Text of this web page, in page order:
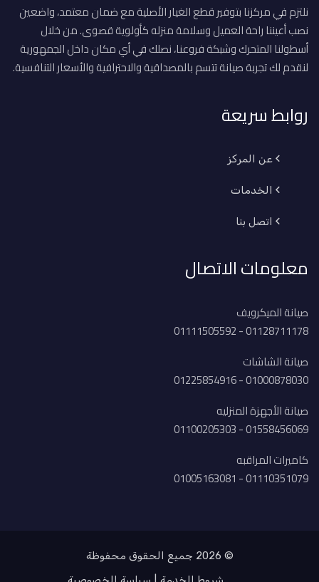
نلتزم في مركزنا بتوفير قطع الغيار الأصلية مع ضمان معتمد، واضعين
نصب أعيننا راحة العميل وسلامة منزله كأولوية قصوى. من خلال
أسطولنا المتحرك وشبكة فروعنا، نصلك في أي مكان داخل الجمهورية
لنقدم لك تجربة صيانة تتسم بالمصداقية والاحترافية والأسعار التنافسية.
روابط سريعة
عن المركز
الخدمات
اتصل بنا
معلومات الاتصال
صيانة الميكرويف
01128711178 - 01111505592
صيانة الشاشات
01000878030 - 01225854916
صيانة الأجهزة المنزليه
01558456069 - 01100205303
كاميرات المراقبه
01110351079 - 01005163081
© 2026 جميع الحقوق محفوظة